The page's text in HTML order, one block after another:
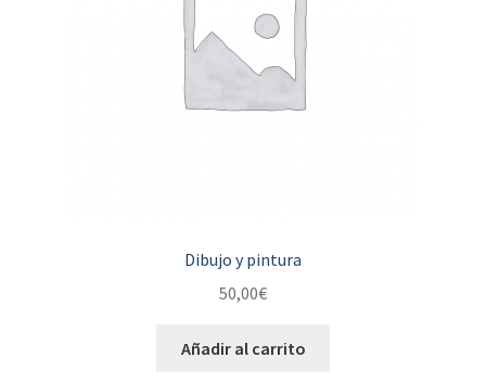
Dibujo y pintura
50,00€
Añadir al carrito